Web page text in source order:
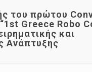
του πρώτου
Greece Robo
και
Ανάπτυξης